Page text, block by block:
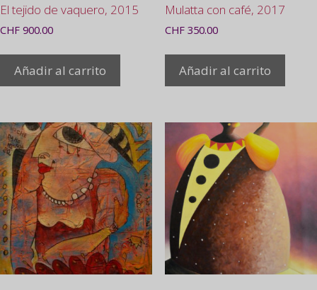
El tejido de vaquero, 2015
CHF 900.00
Añadir al carrito
Mulatta con café, 2017
CHF350.00
Añadir al carrito